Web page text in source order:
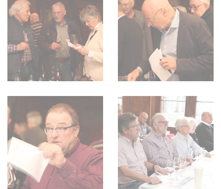
PRESSE
IMPRESSUM
AGB & DATENSCHUTZ
FAQ